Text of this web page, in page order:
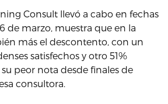
Consult llevó a cabo en fechas
de marzo, muestra que en la
más el descontento, con un
satisfechos y otro 51%
peor nota desde finales de
consultora.